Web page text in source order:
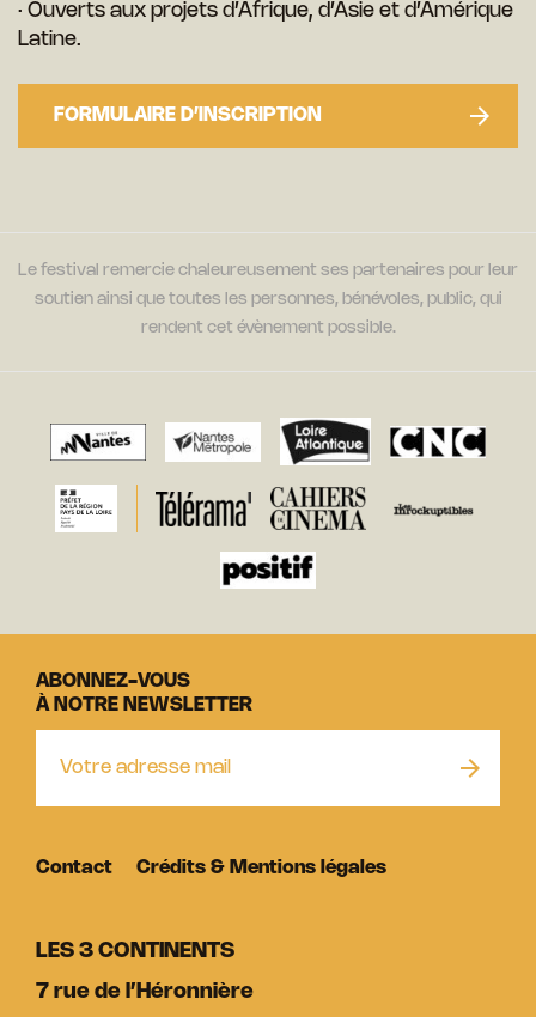
· Ouverts aux projets d’Afrique, d’Asie et d’Amérique
Latine.
FORMULAIRE D’INSCRIPTION
Le festival remercie chaleureusement ses partenaires pour leur
soutien ainsi que toutes les personnes, bénévoles, public, qui
rendent cet évènement possible.
LES 3 CONTINENTS
7 rue de l’Héronnière
ABONNEZ-VOUS
À NOTRE NEWSLETTER
Contact Crédits & Mentions légales